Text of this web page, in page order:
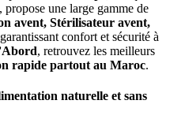
propose une large gamme de
avent, Stérilisateur avent,
garantissant confort et sécurité à
, retrouvez les meilleurs
rapide partout au Maroc.
naturelle et sans